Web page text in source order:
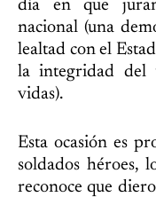
día en que
nacional (una
lealtad con el
la integridad del
vidas).
Esta ocasión es
soldados héroes,
reconoce que